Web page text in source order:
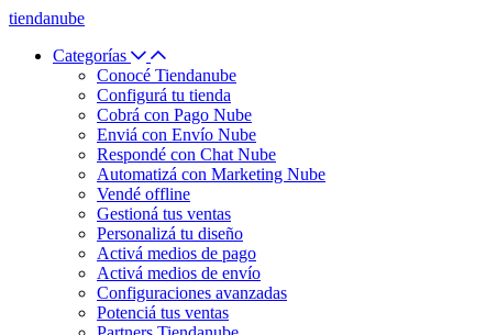
tiendanube
Categorías
Conocé Tiendanube
Configurá tu tienda
Cobrá con Pago Nube
Enviá con Envío Nube
Respondé con Chat Nube
Automatizá con Marketing Nube
Vendé offline
Gestioná tus ventas
Personalizá tu diseño
Activá medios de pago
Activá medios de envío
Configuraciones avanzadas
Potenciá tus ventas